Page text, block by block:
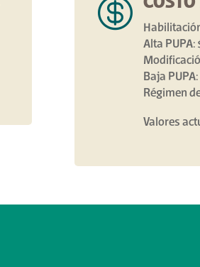

Alta PUPA:
Baja
Régimen
Valores